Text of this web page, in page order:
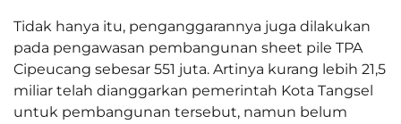
Tidak hanya itu, penganggarannya juga dilakukan
pada pengawasan pembangunan sheet pile TPA
Cipeucang sebesar 551 juta. Artinya kurang lebih 21,5
miliar telah dianggarkan pemerintah Kota Tangsel
untuk pembangunan tersebut, namun belum